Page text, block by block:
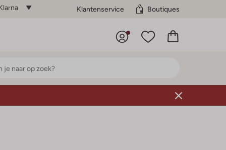
Klantenservice Boutiques